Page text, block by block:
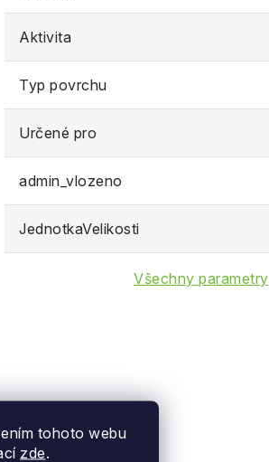
tohoto webu
zde.
Aktivita
Typ povrchu
Určené pro
admin_vlozeno
JednotkaVelikosti
Všechny parametry